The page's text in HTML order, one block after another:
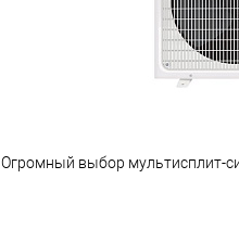
Огромный выбор мультисплит-